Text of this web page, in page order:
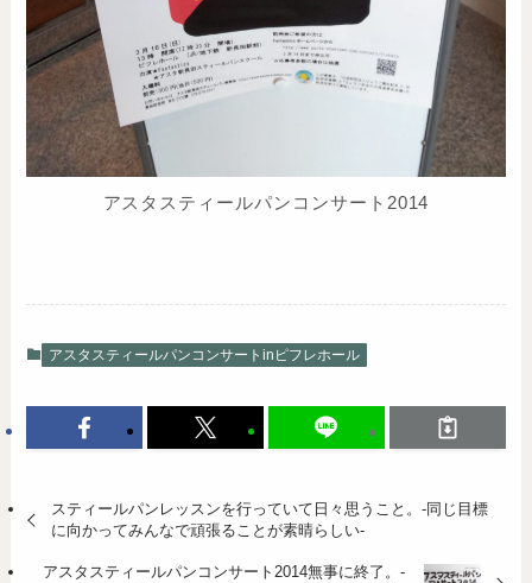
アスタスティールパンコンサート2014
アスタスティールパンコンサートinピフレホール
スティールパンレッスンを行っていて日々思うこと。-同じ目標
に向かってみんなで頑張ることが素晴らしい-
アスタスティールパンコンサート2014無事に終了。-